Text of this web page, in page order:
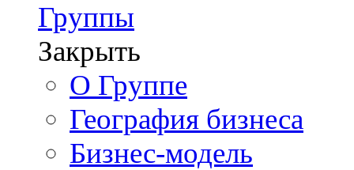
Группы
Закрыть
О Группе
География бизнеса
Бизнес-модель